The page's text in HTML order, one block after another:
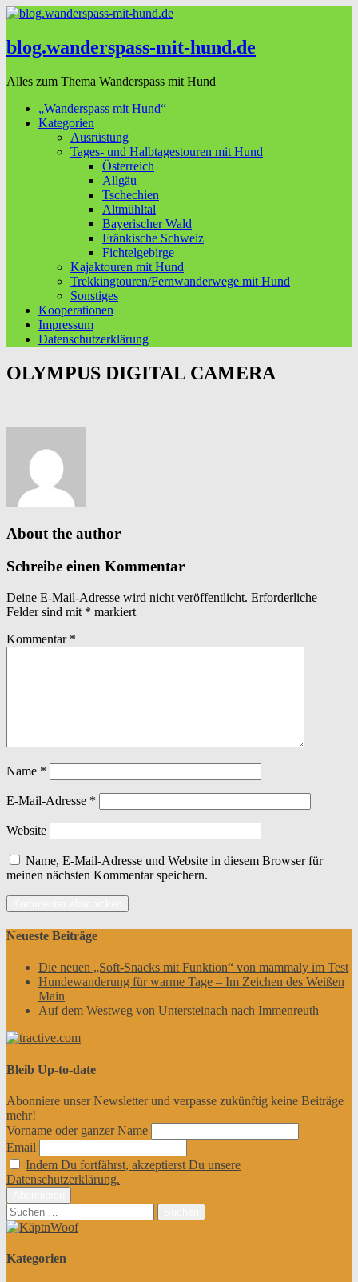
blog.wanderspass-mit-hund.de
Alles zum Thema Wanderspass mit Hund
„Wanderspass mit Hund“
Kategorien
Ausrüstung
Tages- und Halbtagestouren mit Hund
Österreich
Allgäu
Tschechien
Altmühltal
Bayerischer Wald
Fränkische Schweiz
Fichtelgebirge
Kajaktouren mit Hund
Trekkingtouren/Fernwanderwege mit Hund
Sonstiges
Kooperationen
Impressum
Datenschutzerklärung
OLYMPUS DIGITAL CAMERA
About the author
Schreibe einen Kommentar
Deine E-Mail-Adresse wird nicht veröffentlicht. Erforderliche
Felder sind mit * markiert
Kommentar *
Name *
E-Mail-Adresse *
Website
Name, E-Mail-Adresse und Website in diesem Browser für
meinen nächsten Kommentar speichern.
Neueste Beiträge
Die neuen „Soft-Snacks mit Funktion“ von mammaly im Test
Hundewanderung für warme Tage – Im Zeichen des Weißen
Main
Auf dem Westweg von Untersteinach nach Immenreuth
Bleib Up-to-date
Abonniere unser Newsletter und verpasse zukünftig keine Beiträge
mehr!
Vorname oder ganzer Name
Email
Indem Du fortfährst, akzeptierst Du unsere
Datenschutzerklärung.
Suchen
nach:
Kategorien